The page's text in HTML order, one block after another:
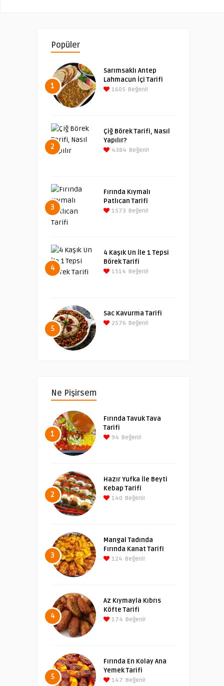
Popüler
1
Sarımsaklı Antep
Lahmacun İçi Tarifi
1605 Beğeni!
2
Çiğ Börek Tarifi, Nasıl
Yapılır?
4384 Beğeni!
3
Fırında Kıymalı
Patlıcan Tarifi
1573 Beğeni!
4
4 Kaşık Un İle 1 Tepsi
Börek Tarifi
1514 Beğeni!
5
Sac Kavurma Tarifi
2576 Beğeni!
Ne Pişirsem
1
Fırında Tavuk Tava
Tarifi
94 Beğeni!
2
Hazır Yufka İle Beyti
Kebap Tarifi
140 Beğeni!
3
Mangal Tadında
Fırında Kanat Tarifi
124 Beğeni!
4
Az Kıymayla Kıbrıs
Köfte Tarifi
174 Beğeni!
5
Fırında En Kolay Ana
Yemek Tarifi
147 Beğeni!